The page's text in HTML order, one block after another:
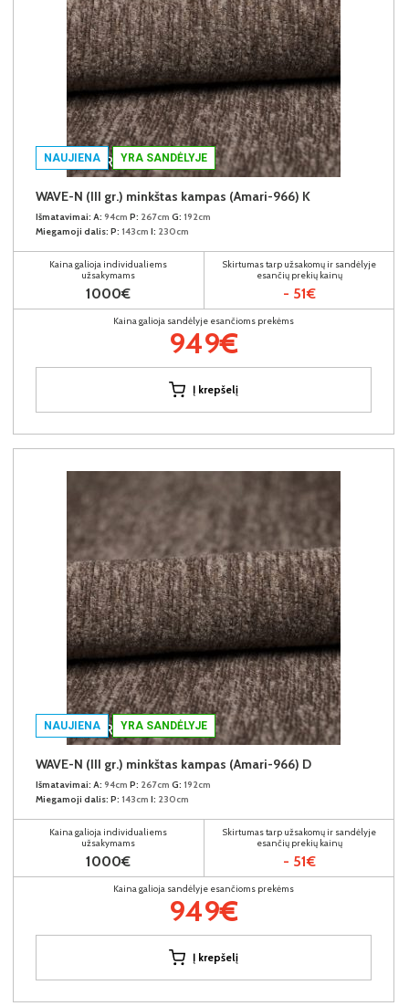
NAUJIENA YRA SANDĖLYJE
WAVE-N (III gr.) minkštas kampas (Amari-966) K
Išmatavimai: A: 94cm P: 267cm G: 192cm
Miegamoji dalis: P: 143cm I: 230cm
Kaina galioja individualiems
užsakymams
1000€
Skirtumas tarp užsakomų ir sandėlyje
esančių prekių kainų
- 51€
Kaina galioja sandėlyje esančioms prekėms
949€
Į krepšelį
NAUJIENA YRA SANDĖLYJE
WAVE-N (III gr.) minkštas kampas (Amari-966) D
Išmatavimai: A: 94cm P: 267cm G: 192cm
Miegamoji dalis: P: 143cm I: 230cm
Kaina galioja individualiems
užsakymams
1000€
Skirtumas tarp užsakomų ir sandėlyje
esančių prekių kainų
- 51€
Kaina galioja sandėlyje esančioms prekėms
949€
Į krepšelį